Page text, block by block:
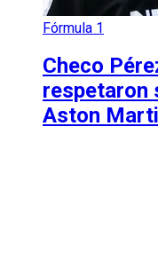
Fórmula 1
Checo
respetaron
Aston